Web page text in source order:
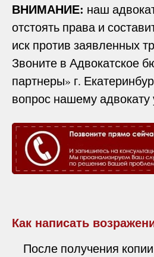
ВНИМАНИЕ: наш
отстоять права и
иск против заявленных
Звоните в Адвокатское
партнеры» г.
вопрос нашему адвокату
Как написать
После получения копии